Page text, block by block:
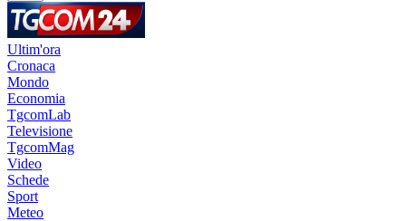
Ultim'ora
Cronaca
Mondo
Economia
TgcomLab
Televisione
TgcomMag
Video
Schede
Sport
Meteo